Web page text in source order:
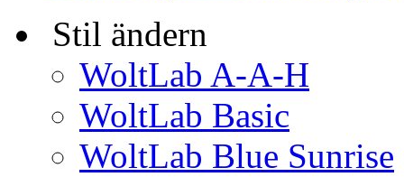
Stil ändern
WoltLab A-A-H
WoltLab Basic
WoltLab Blue Sunrise